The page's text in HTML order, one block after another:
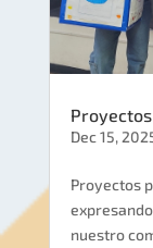
Dec 15,
Proyectos
nuestro